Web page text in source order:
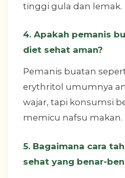
tinggi gula dan lemak.
4. Apakah pemanis
diet sehat aman?
Pemanis buatan
erythritol umumnya
wajar, tapi konsumsi
memicu nafsu makan.
5. Bagaimana cara
sehat yang benar-